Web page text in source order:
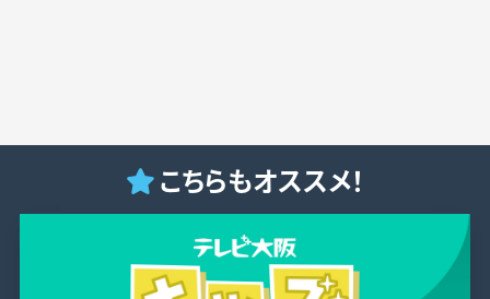
こちらもオススメ！